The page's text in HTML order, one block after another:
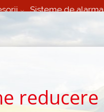
Sisteme de
(L-V) 9:00 - 19:00
reducere